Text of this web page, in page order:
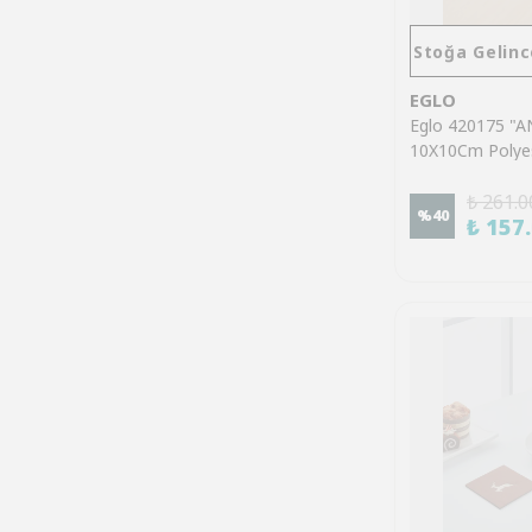
Stoğa
EGLO
Eglo 420175
10X10Cm
%40
₺
₺